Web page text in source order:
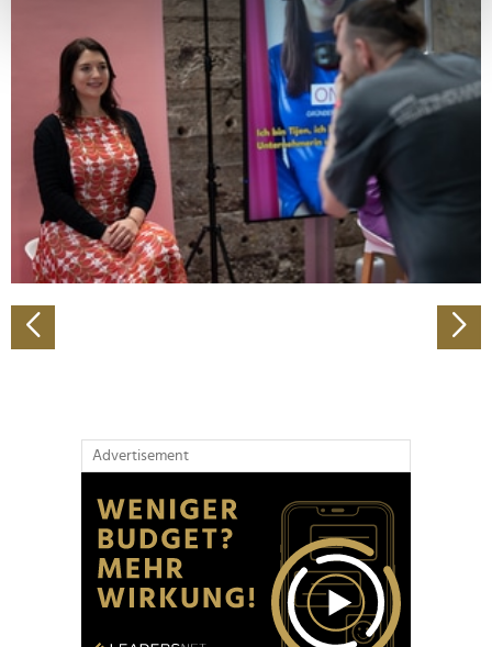
bestimmten Merkmalen (Fingerprinting) identifizieren
Erfahren Sie mehr darüber, wie Ihre persönlichen Daten
verarbeitet werden, und legen Sie Ihre Präferenzen im
Abschnitt Einzelheiten fest.
Wir verwenden Cookies, um Inhalte und Anzeigen zu
personalisieren, Funktionen für soziale Medien anbieten
zu können und die Zugriffe auf unsere Website zu
analysieren. Außerdem geben wir Informationen zu Ihrer
Verwendung unserer Website an unsere Partner für
soziale Medien, Werbung und Analysen weiter. Unsere
Partner führen diese Informationen möglicherweise mit
weiteren Daten zusammen, die Sie ihnen bereitgestellt
Advertisement